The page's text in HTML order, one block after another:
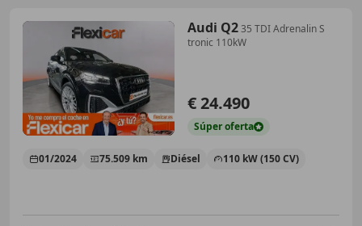
Audi Q235 TDI Adrenalin S
tronic 110kW
€ 24.490
Súperoferta
01/2024 75.509 km Diésel 110 kW (150 CV)